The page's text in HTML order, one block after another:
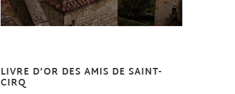
LIVRE D’OR DES AMIS DE SAINT-
CIRQ